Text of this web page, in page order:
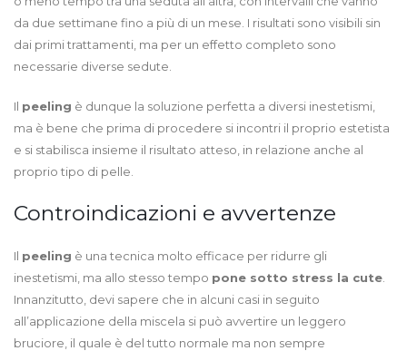
da due settimane fino a più di un mese. I risultati sono visibili sin
dai primi trattamenti, ma per un effetto completo sono
necessarie diverse sedute.
Il peeling è dunque la soluzione perfetta a diversi inestetismi,
ma è bene che prima di procedere si incontri il proprio estetista
e si stabilisca insieme il risultato atteso, in relazione anche al
proprio tipo di pelle.
Controindicazioni e avvertenze
Il peeling è una tecnica molto efficace per ridurre gli
inestetismi, ma allo stesso tempo pone sotto stress la cute
Innanzitutto, devi sapere che in alcuni casi in seguito
all’applicazione della miscela si può avvertire un leggero
bruciore, il quale è del tutto normale ma non sempre